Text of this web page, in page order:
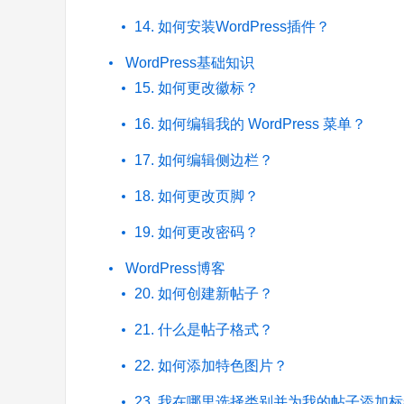
14. 如何安装WordPress插件？
WordPress基础知识
15. 如何更改徽标？
16. 如何编辑我的 WordPress 菜单？
17. 如何编辑侧边栏？
18. 如何更改页脚？
19. 如何更改密码？
WordPress博客
20. 如何创建新帖子？
21. 什么是帖子格式？
22. 如何添加特色图片？